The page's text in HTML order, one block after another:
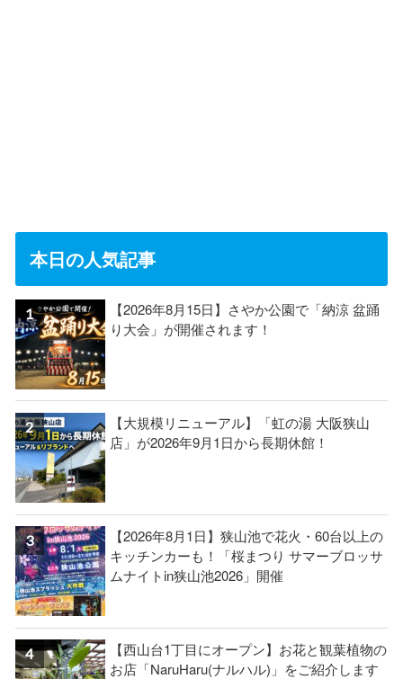
本日の人気記事
【2026年8月15日】さやか公園で「納涼 盆踊
り大会」が開催されます！
【大規模リニューアル】「虹の湯 大阪狭山
店」が2026年9月1日から長期休館！
【2026年8月1日】狭山池で花火・60台以上の
キッチンカーも！「桜まつり サマーブロッサ
ムナイトin狭山池2026」開催
【西山台1丁目にオープン】お花と観葉植物の
お店「NaruHaru(ナルハル)」をご紹介します